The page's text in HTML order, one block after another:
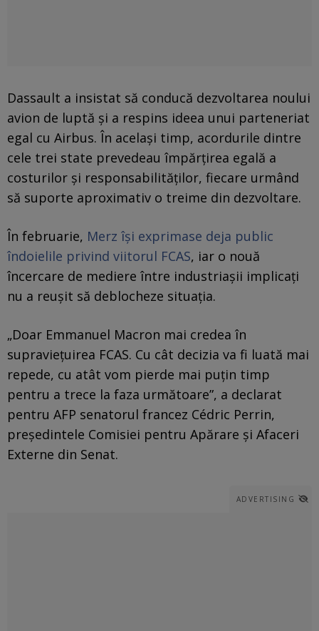
Dassault a insistat să conducă dezvoltarea noului
avion de luptă și a respins ideea unui parteneriat
egal cu Airbus. În același timp, acordurile dintre
cele trei state prevedeau împărțirea egală a
costurilor și responsabilităților, fiecare urmând
să suporte aproximativ o treime din dezvoltare.
În februarie, Merz își exprimase deja public
îndoielile privind viitorul FCAS, iar o nouă
încercare de mediere între industriașii implicați
nu a reușit să deblocheze situația.
„Doar Emmanuel Macron mai credea în
supraviețuirea FCAS. Cu cât decizia va fi luată mai
repede, cu atât vom pierde mai puțin timp
pentru a trece la faza următoare”, a declarat
pentru AFP senatorul francez Cédric Perrin,
președintele Comisiei pentru Apărare și Afaceri
Externe din Senat.
ADVERTISING